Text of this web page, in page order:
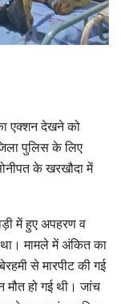
एक्शन देखने को
पुलिस के लिए
के खरखौदा में
में हुए अपहरण व
मामले में अंकित का
से मारपीट की गई
हो गई थी। जांच